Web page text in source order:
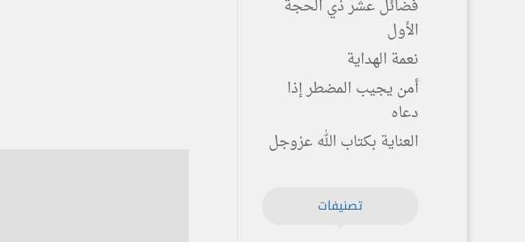
فضائل عشر ذي الحجة
الأول
نعمة الهداية
أمن يجيب المضطر إذا
دعاه
العناية بكتاب الله عزوجل
تصنيفات